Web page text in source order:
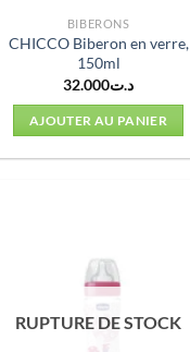
BIBERONS
CHICCO Biberon en verre,
150ml
د.ت32.000
AJOUTER AU PANIER
RUPTURE DE STOCK